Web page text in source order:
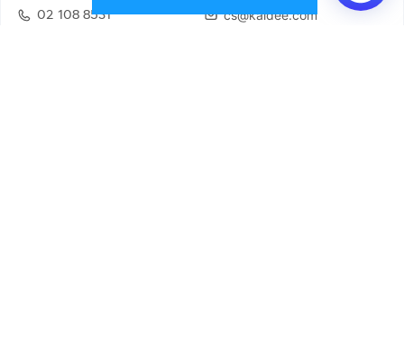
02 108 8531
cs@kaidee.com